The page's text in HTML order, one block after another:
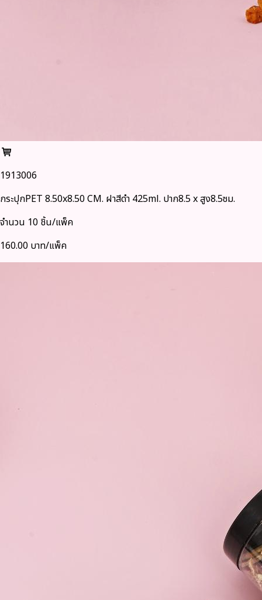
1913006
กระปุกPET 8.50x8.50 CM. ฝาสีดำ 425ml. ปาก8.5 x สูง8.5ซม.
จำนวน 10 ชิ้น/แพ็ค
160.00 บาท/แพ็ค